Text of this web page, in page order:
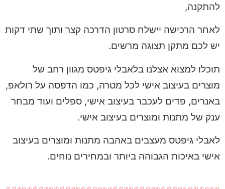
להתקנה,
לאחר הרכישה יישלח סרטון הדרכה קצר ותוך שתי דקות
יש לכם מתקן תצוגה מרשים.
תוכלו למצוא אצלנו בלאבלי גיפטס מגוון רחב של
מוצרים בעיצוב אישי לכל מטרה, כמו הדפסה על רולאפ,
באנרים, פדים לעכבר בעיצוב אישי, ספלים ועוד מבחר
ענק של מתנות ומוצרים בעיצוב אישי.
לאבלי גיפטס מעצבים באהבה מתנות ומוצרים בעיצוב
אישי באיכות הגבוהה ביותר ובמחירים נוחים.